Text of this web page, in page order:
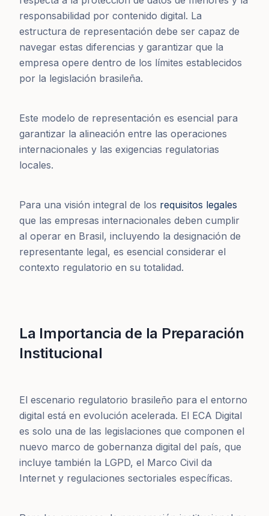
responsabilidad por contenido digital. La
estructura de representación debe ser capaz de
navegar estas diferencias y garantizar que la
empresa opere dentro de los límites establecidos
por la legislación brasileña.
Este modelo de representación es esencial para
garantizar la alineación entre las operaciones
internacionales y las exigencias regulatorias
locales.
Para una visión integral de los requisitos legales
que las empresas internacionales deben cumplir
al operar en Brasil, incluyendo la designación de
representante legal, es esencial considerar el
contexto regulatorio en su totalidad.
La Importancia de la Preparación
Institucional
El escenario regulatorio brasileño para el entorno
digital está en evolución acelerada. El ECA Digital
es solo una de las legislaciones que componen el
nuevo marco de gobernanza digital del país, que
incluye también la LGPD, el Marco Civil da
Internet y regulaciones sectoriales específicas.